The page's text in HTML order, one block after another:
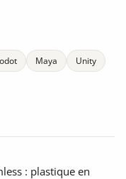
Maya
Unity
: plastique en